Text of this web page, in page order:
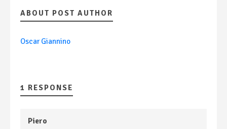
ABOUT POST AUTHOR
Oscar Giannino
1 RESPONSE
Piero